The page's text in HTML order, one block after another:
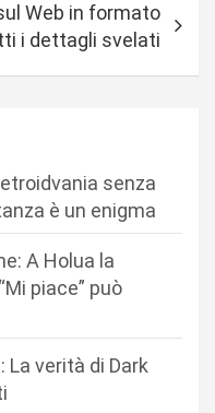
Web in formato
i dettagli svelati
senza
è un enigma
A Holua la
piace” può
La verità di Dark